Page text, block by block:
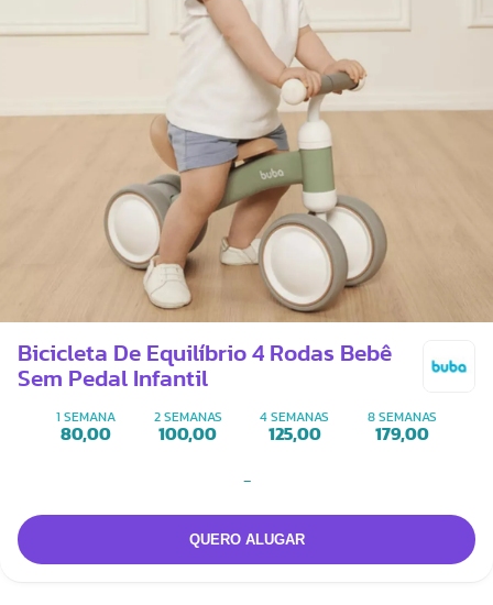
Bicicleta De Equilíbrio 4 Rodas Bebê
Sem Pedal Infantil
1 SEMANA
80,00
2 SEMANAS
100,00
4 SEMANAS
125,00
8 SEMANAS
179,00
-